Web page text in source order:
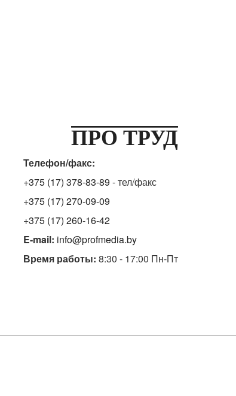
ПРО ТРУД
Телефон/факс:
+375 (17) 378-83-89 - тел/факс
+375 (17) 270-09-09
+375 (17) 260-16-42
E-mail: info@profmedia.by
Время работы: 8:30 - 17:00 Пн-Пт